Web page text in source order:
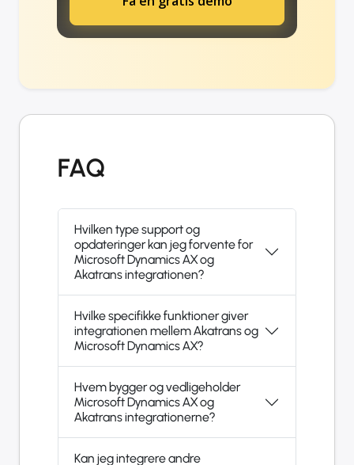
FAQ
Hvilken type support og
opdateringer kan jeg forvente for
Microsoft Dynamics AX og
Akatrans integrationen?
Hvilke specifikke funktioner giver
integrationen mellem Akatrans og
Microsoft Dynamics AX?
Hvem bygger og vedligeholder
Microsoft Dynamics AX og
Akatrans integrationerne?
Kan jeg integrere andre